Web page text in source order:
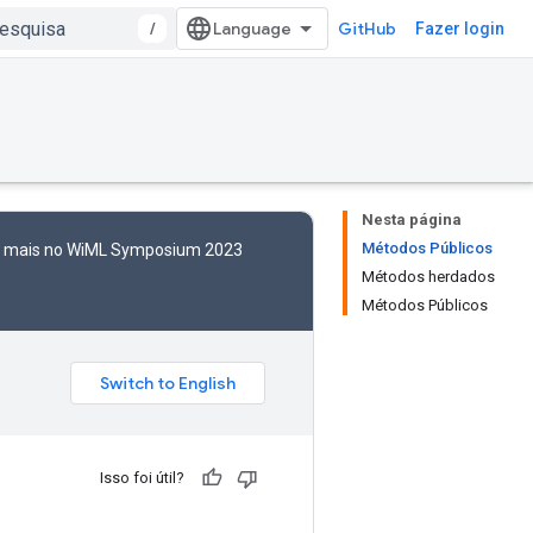
/ GitHub Fazer login
Nesta página
Métodos Públicos
Métodos herdados
Métodos Públicos
no WiML Symposium 2023
Isso foi útil?